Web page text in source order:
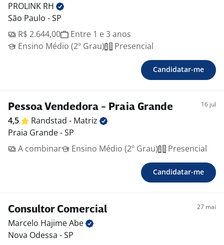
PROLINK RH
São Paulo - SP
R$ 2.644,00
Entre 1 e 3 anos
Ensino Médio (2º Grau)
Presencial
Candidatar-me
Pessoa Vendedora - Praia Grande 16 jul
4,5 Randstad - Matriz
Praia Grande - SP
A combinar
Ensino Médio (2º Grau) Presencial
Candidatar-me
Consultor Comercial 27 mai
Marcelo HajimeAbe
Nova Odessa - SP